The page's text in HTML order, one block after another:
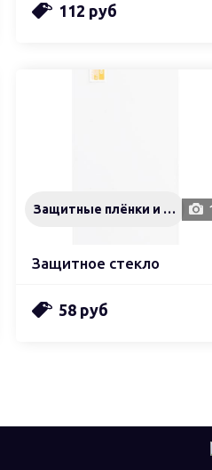
112 руб
Защитное стекло
Защитные плёнки и стёкла
58 руб